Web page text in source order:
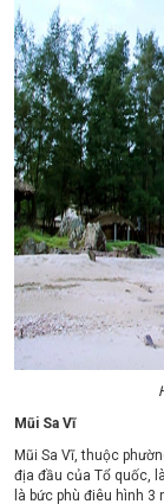
Mũi Sa Vĩ
Mũi Sa Vĩ, thuộc
địa đầu của Tổ quốc,
là bức phù điêu hình